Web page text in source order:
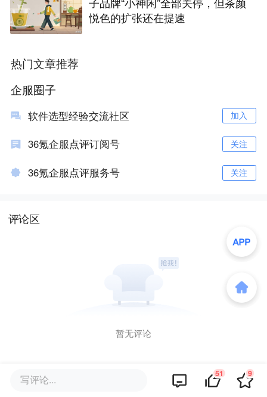
悦色的扩张还在提速
热门文章推荐
企服圈子
软件选型经验交流社区 加入
36氪企服点评订阅号 关注
36氪企服点评服务号 关注
评论区
暂无评论
写评论... 51 9